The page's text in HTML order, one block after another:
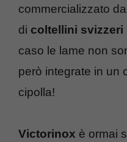
commercializzato
di coltellini svizzeri
caso le lame non
però integrate in un
cipolla!
Victorinox è ormai